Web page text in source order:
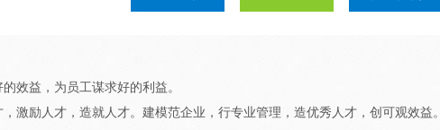
效益，为员工谋求好的利益。
激励人才，造就人才。建模范企业，行专业管理，造优秀人才，创可观效益。